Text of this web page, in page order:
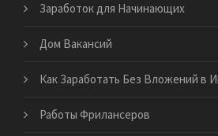
Заработок для Начинающих
Дом Вакансий
Как Заработать Без Вложений в
Работы Фрилансеров